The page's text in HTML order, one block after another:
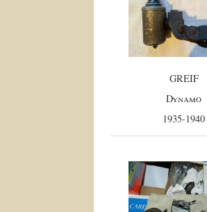
GREIF
Dynamo
1935-1940